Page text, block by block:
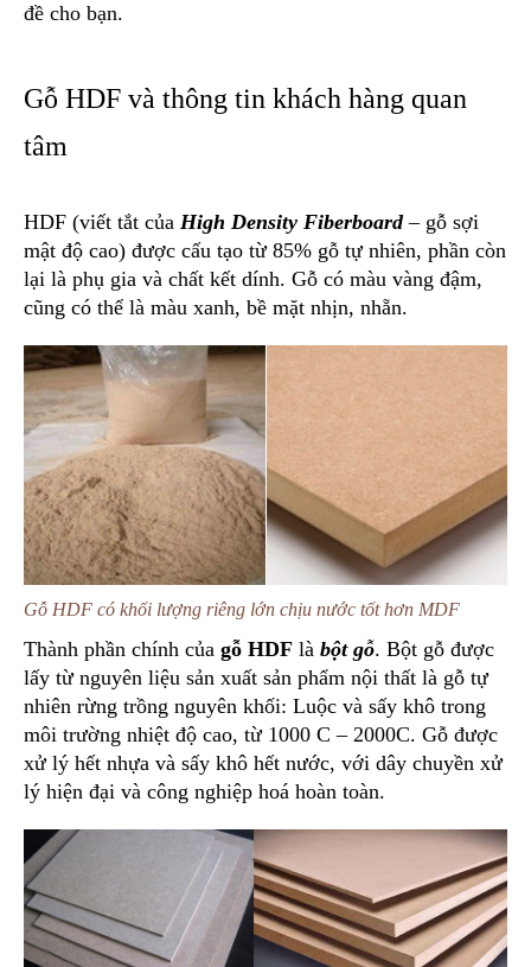
đề cho bạn.
Gỗ HDF và thông tin khách hàng quan
tâm
HDF (viết tắt của High Density Fiberboard– gỗ sợi
mật độ cao) được cấu tạo từ 85% gỗ tự nhiên, phần còn
lại là phụ gia và chất kết dính. Gỗ có màu vàng đậm,
cũng có thể là màu xanh, bề mặt nhịn, nhẵn.
Gỗ HDF có khối lượng riêng lớn chịu nước tốt hơn MDF
Thành phần chính của gỗ HDF là bột gỗ. Bột gỗ được
lấy từ nguyên liệu sản xuất sản phẩm nội thất là gỗ tự
nhiên rừng trồng nguyên khối: Luộc và sấy khô trong
môi trường nhiệt độ cao, từ 1000 C – 2000C. Gỗ được
xử lý hết nhựa và sấy khô hết nước, với dây chuyền xử
lý hiện đại và công nghiệp hoá hoàn toàn.